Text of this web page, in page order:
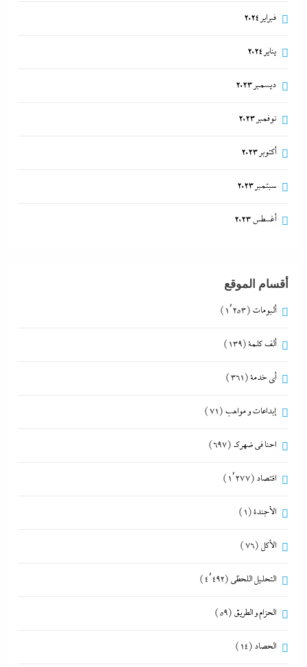
فبراير 2024
يناير 2024
ديسمبر 2023
نوفمبر 2023
أكتوبر 2023
سبتمبر 2023
أغسطس 2023
أقسام الموقع
ألبومات (1٬253)
ألف كلمة(139)
أي خدمة(361)
إبداعات و مواهب (71)
احنا في ضهرك (697)
اقتصاد (1٬277)
الأجندة(1)
الأكل (76)
التحليل اللحظي (4٬492)
الحزام و الطريق (59)
الحصاد (14)